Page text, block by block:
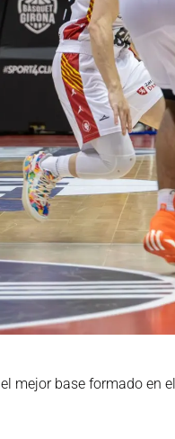
, el mejor base formado en